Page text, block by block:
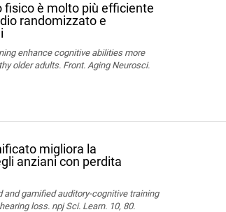
fisico è molto più efficiente
randomizzato e
enhance cognitive abilities more
older adults. Front. Aging Neurosci.
migliora la
anziani con perdita
and gamified auditory-cognitive training
loss. npj Sci. Learn. 10, 80.